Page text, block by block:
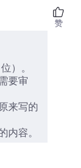
）。
要审
来写的
内容。
赞